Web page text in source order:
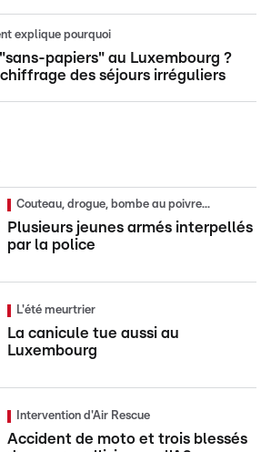
explique pourquoi
papiers" au Luxembourg ?
des séjours irréguliers
Couteau, drogue, bombe au poivre...
Plusieurs jeunes armés interpellés
par la police
L'été meurtrier
La canicule tue aussi au
Luxembourg
Intervention d'Air Rescue
Accident de moto et trois blessés